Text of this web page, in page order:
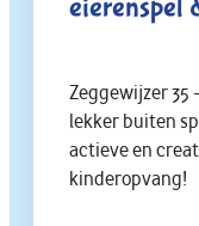
eierenspel
Zeggewijzer 35
lekker buiten
actieve en
kinderopvang!